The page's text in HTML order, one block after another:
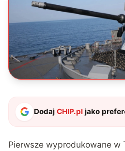
DodajCHIP.pl jako
Pierwsze wyprodukowane w